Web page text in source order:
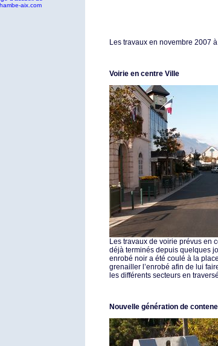
aix.com
Les travaux en novembre 2007
Voirie en centre Ville
Les travaux de voirie prévus en
déjà terminés depuis quelques
enrobé noir a été coulé à la
grenailler l’enrobé afin de lui
les différents secteurs en
Nouvelle génération de